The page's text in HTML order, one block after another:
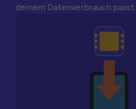
deinem Datenverbrauch passt.